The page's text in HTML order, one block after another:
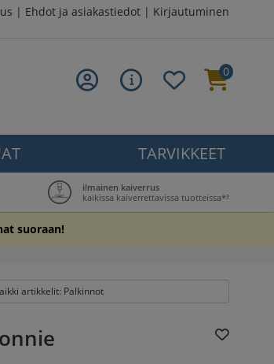
| Ehdot ja asiakastiedot | Kirjautuminen
0
TARVIKKEET
ilmainen kaiverrus
kaikissa kaiverrettavissa tuotteissa*³
suoraan!
artikkelit: Palkinnot